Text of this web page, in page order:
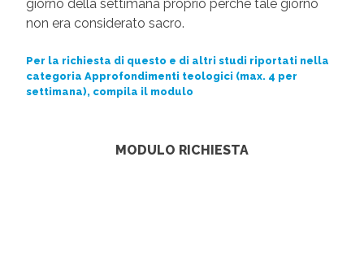
giorno della settimana proprio perché tale giorno
non era considerato sacro.
Per la richiesta di questo e di altri studi riportati nella
categoria Approfondimenti teologici (max. 4 per
settimana), compila il modulo
MODULO RICHIESTA